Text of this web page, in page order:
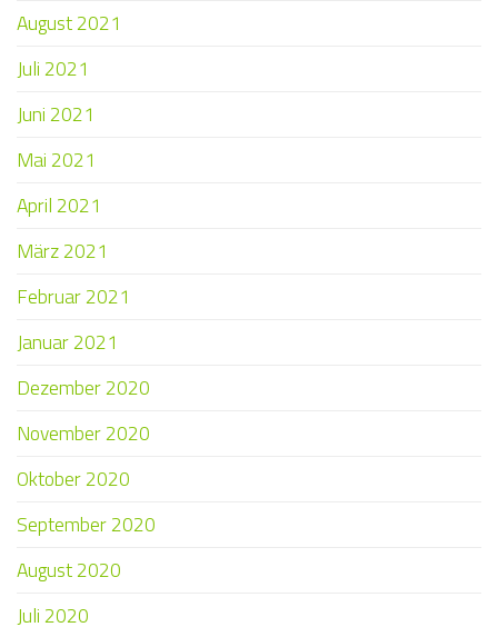
August 2021
Juli 2021
Juni 2021
Mai 2021
April 2021
März 2021
Februar 2021
Januar 2021
Dezember 2020
November 2020
Oktober 2020
September 2020
August 2020
Juli 2020